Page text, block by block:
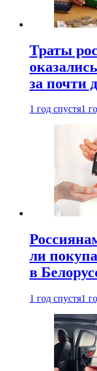
Траты
за почти
1 год спустя1
ли
в
1 год спустя1